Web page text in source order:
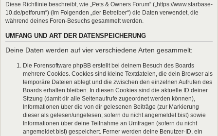
Diese Richtlinie beschreibt, wie „Pets & Owners Forum“ („https://www.starbase-
10.de/petforum“) (im Folgenden „der Betreiber“) die Daten verwendet, die
während deines Foren-Besuchs gesammelt werden.
UMFANG UND ART DER DATENSPEICHERUNG
Deine Daten werden auf vier verschiedene Arten gesammelt:
Die Forensoftware phpBB erstellt bei deinem Besuch des Boards
mehrere Cookies. Cookies sind kleine Textdateien, die dein Browser als
temporäre Dateien ablegt und die zwischen den einzelnen Aufrufen des
Boards erhalten bleiben. In diesen Cookies sind die aktuelle ID deiner
Sitzung (damit dir alle Seitenaufrufe zugeordnet werden können),
Informationen über die von dir gelesenen Beiträge (zur Markierung
dieser als gelesen/ungelesen; sofern du nicht angemeldet bist) sowie
Informationen über deine Teilnahme an Umfragen (sofern du nicht
angemeldet bist) gespeichert. Ferner werden deine Benutzer-ID, ein